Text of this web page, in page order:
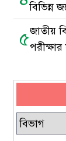
বিভিন্ন
৫জাতীয়